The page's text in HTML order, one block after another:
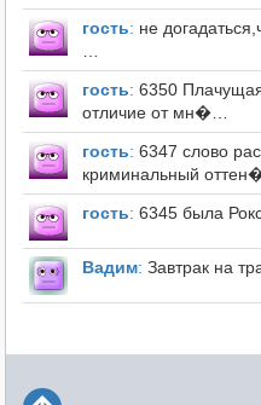
гость: не
гость: 6350
отличие от мн�…
гость: 6347 слово
криминальный
гость: 6345 была
Вадим: Завтрак на